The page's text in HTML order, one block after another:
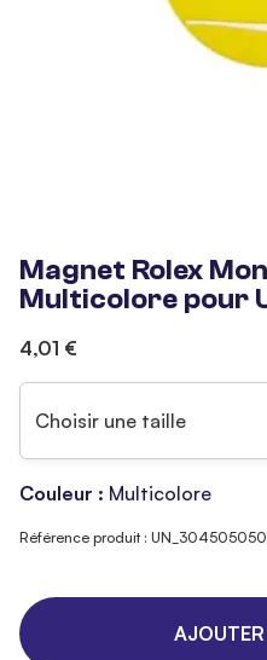
Magnet Rolex
Multicolore pour
4,01 €
Choisir une taille
Couleur : Multicolore
Référence produit :
AJOUTER